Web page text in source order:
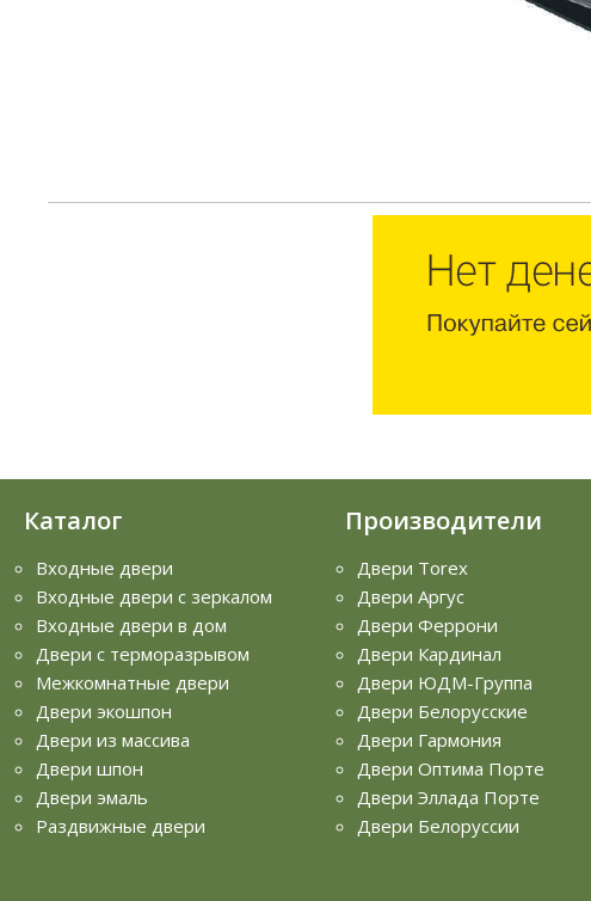
Каталог
Входные двери
Входные двери с зеркалом
Входные двери в дом
Двери с терморазрывом
Межкомнатные двери
Двери экошпон
Двери из массива
Двери шпон
Двери эмаль
Раздвижные двери
Производители
Двери Torex
Двери Аргус
Двери Феррони
Двери Кардинал
Двери ЮДМ-Группа
Двери Белорусские
Двери Гармония
Двери Оптима Порте
Двери Эллада Порте
Двери Белоруссии